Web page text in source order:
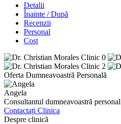
Detalii
Înainte / După
Recenzii
Personal
Cost
Oferta Dumneavoastră Personală
Angela
Consultantul dumneavoastră
Contactați Clinica
Despre clinică